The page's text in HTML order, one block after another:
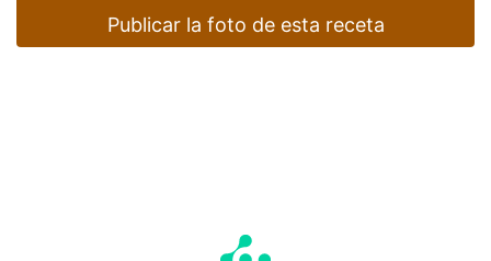
Publicar la foto de esta receta